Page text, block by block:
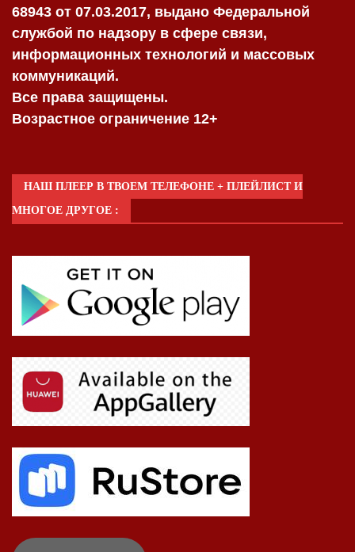
68943 от 07.03.2017, выдано Федеральной
службой по надзору в сфере связи,
информационных технологий и массовых
коммуникаций.
Все права защищены.
Возрастное ограничение 12+
НАШ ПЛЕЕР В ТВОЕМ ТЕЛЕФОНЕ + ПЛЕЙЛИСТ И
МНОГОЕ ДРУГОЕ :